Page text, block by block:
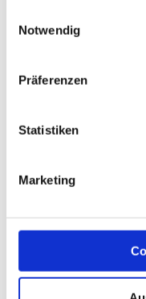
Notwendig
Präferenzen
Statistiken
Marketing
Sturmstange
Produktdetails